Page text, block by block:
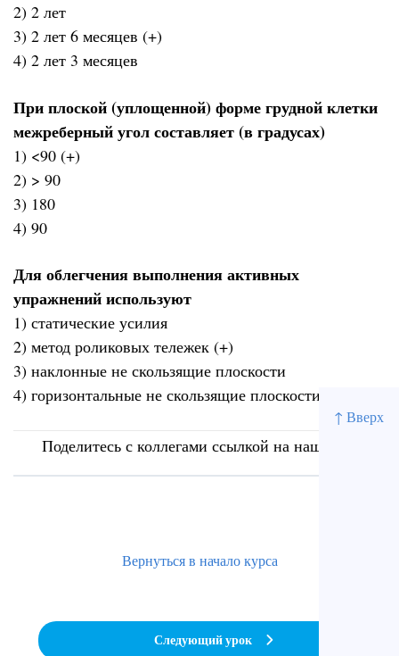
↑ Вверх
2) 2 лет
3) 2 лет 6 месяцев (+)
4) 2 лет 3 месяцев
При плоской (уплощенной) форме грудной клетки
межреберный угол составляет (в градусах)
1) <90 (+)
2) > 90
3) 180
4) 90
Для облегчения выполнения активных
упражнений используют
1) статические усилия
2) метод роликовых тележек (+)
3) наклонные не скользящие плоскости
4) горизонтальные не скользящие плоскости
Поделитесь с коллегами ссылкой на наш сайт
Вернуться в начало курса
Следующий урок